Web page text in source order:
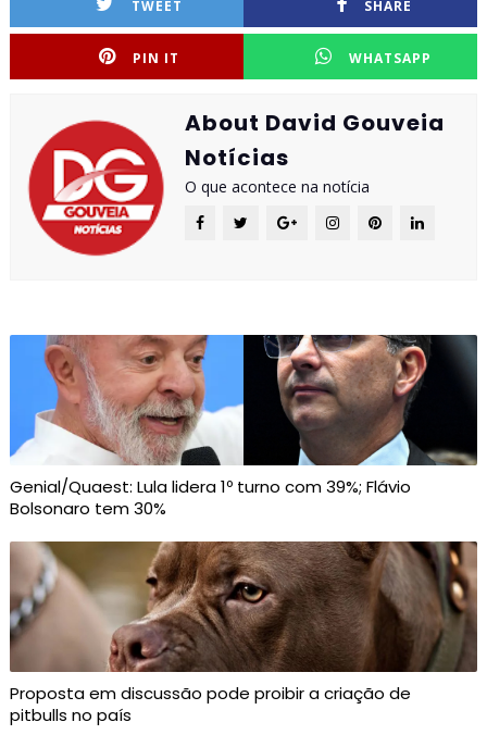
TWEET SHARE
PIN IT WHATSAPP
About David Gouveia
Notícias
O que acontece na notícia
Genial/Quaest: Lula lidera 1º turno com 39%; Flávio
Bolsonaro tem 30%
Proposta em discussão pode proibir a criação de
pitbulls no país